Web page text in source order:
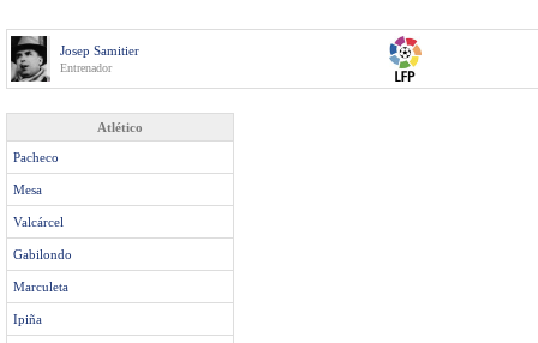
Josep Samitier
Entrenador
Atlético
Pacheco
Mesa
Valcárcel
Gabilondo
Marculeta
Ipiña